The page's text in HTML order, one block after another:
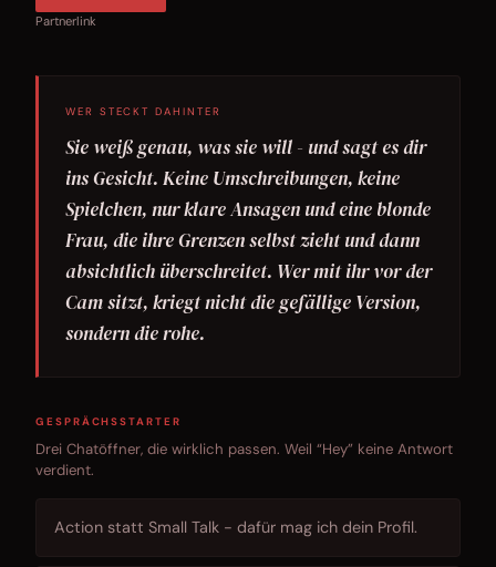
Partnerlink
WER STECKT DAHINTER
Sie weiß genau, was sie will - und sagt es dir
ins Gesicht. Keine Umschreibungen, keine
Spielchen, nur klare Ansagen und eine blonde
Frau, die ihre Grenzen selbst zieht und dann
absichtlich überschreitet. Wer mit ihr vor der
Cam sitzt, kriegt nicht die gefällige Version,
sondern die rohe.
GESPRÄCHSSTARTER
Drei Chatöffner, die wirklich passen. Weil “Hey” keine Antwort
verdient.
Action statt Small Talk - dafür mag ich dein Profil.